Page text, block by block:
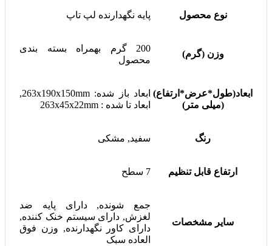
نوع محصول پایه نگهدارنده لپ تاپ
وزن (گرم)
200 گرم بهمراه بسته بندی
محصول
ابعاد(طول*عرض*ارتفاع)
(میلی متر)
ابعاد باز شده: 263x190x150mm,
ابعاد تا شده : 263x45x22mm
رنگ سفید, مشکی
ارتفاع قابل تنظیم 7 سطح
سایر مشخصات
جمع شونده, دارای پایه ضد
لغزش, دارای سیستم خنک کننده,
دارای کاور نگهدارنده, وزن فوق
العاده سبک